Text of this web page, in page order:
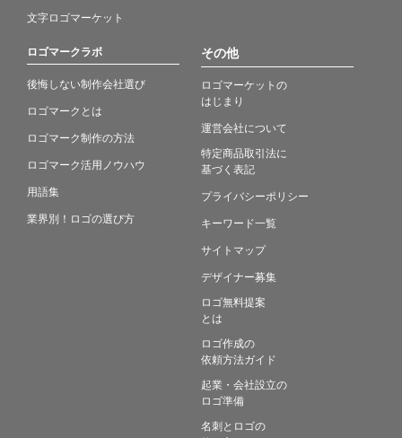
文字ロゴマーケット
ロゴマークラボ
後悔しない制作会社選び
ロゴマークとは
ロゴマーク制作の方法
ロゴマーク活用ノウハウ
用語集
業界別！ロゴの選び方
その他
ロゴマーケットの
はじまり
運営会社について
特定商品取引法に
基づく表記
プライバシーポリシー
キーワード一覧
サイトマップ
デザイナー募集
ロゴ無料提案
とは
ロゴ作成の
依頼方法ガイド
起業・会社設立の
ロゴ準備
名刺とロゴの